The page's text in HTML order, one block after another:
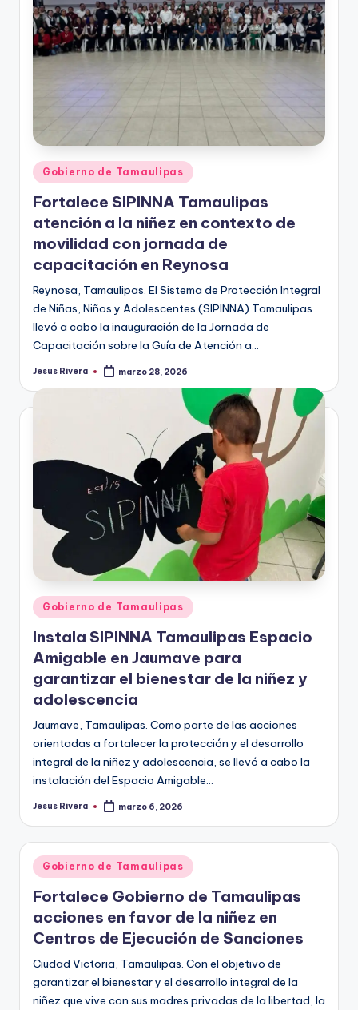
Publicado
en
Gobierno de Tamaulipas
Fortalece SIPINNA Tamaulipas
atención a la niñez en contexto de
movilidad con jornada de
capacitación en Reynosa
Reynosa, Tamaulipas. El Sistema de Protección Integral
de Niñas, Niños y Adolescentes (SIPINNA) Tamaulipas
llevó a cabo la inauguración de la Jornada de
Capacitación sobre la Guía de Atención a…
Publicado
Jesus Rivera marzo 28, 2026
Publicado
en
Gobierno de Tamaulipas
Instala SIPINNA Tamaulipas Espacio
Amigable en Jaumave para
garantizar el bienestar de la niñez y
adolescencia
Jaumave, Tamaulipas. Como parte de las acciones
orientadas a fortalecer la protección y el desarrollo
integral de la niñez y adolescencia, se llevó a cabo la
instalación del Espacio Amigable…
Publicado
Jesus Rivera marzo 6, 2026
Publicado
en
Gobierno de Tamaulipas
Fortalece Gobierno de Tamaulipas
acciones en favor de la niñez en
Centros de Ejecución de Sanciones
Ciudad Victoria, Tamaulipas. Con el objetivo de
garantizar el bienestar y el desarrollo integral de la
niñez que vive con sus madres privadas de la libertad, la